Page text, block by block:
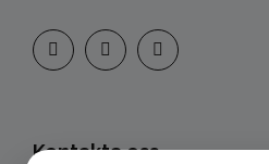
Kontakta oss